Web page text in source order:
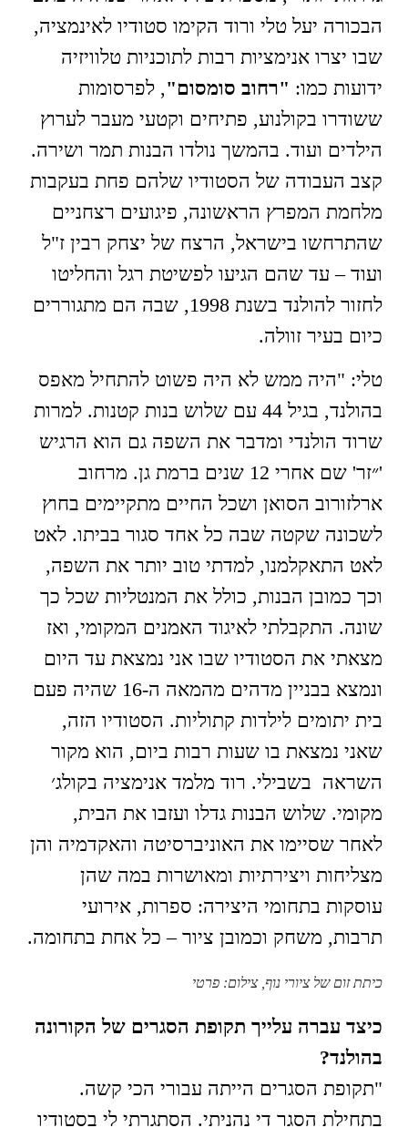
הבכורה יעל טלי ורוד הקימו סטודיו לאינמציה,
שבו יצרו אנימציות רבות לתוכניות טלוויזיה
ידועות כמו: "רחוב סומסום", לפרסומות
ששודרו בקולנוע, פתיחים וקטעי מעבר לערוץ
הילדים ועוד. בהמשך נולדו הבנות תמר ושירה.
קצב העבודה של הסטודיו שלהם פחת בעקבות
מלחמת המפרץ הראשונה, פיגועים רצחניים
שהתרחשו בישראל, הרצח של יצחק רבין ז"ל
ועוד – עד שהם הגיעו לפשיטת רגל והחליטו
לחזור להולנד בשנת 1998, שבה הם מתגוררים
כיום בעיר זוולה.
טלי: "היה ממש לא היה פשוט להתחיל מאפס
בהולנד, בגיל 44 עם שלוש בנות קטנות. למרות
שרוד הולנדי ומדבר את השפה גם הוא הרגיש
'״זר' שם אחרי 12 שנים ברמת גן. מרחוב
ארלזורוב הסואן ושכל החיים מתקיימים בחוץ
לשכונה שקטה שבה כל אחד סגור בביתו. לאט
לאט התאקלמנו, למדתי טוב יותר את השפה,
וכך כמובן הבנות, כולל את המנטליות שכל כך
שונה. התקבלתי לאיגוד האמנים המקומי, ואז
מצאתי את הסטודיו שבו אני נמצאת עד היום
ונמצא בבניין מדהים מהמאה ה-16 שהיה פעם
בית יתומים לילדות קתוליות. הסטודיו הזה,
שאני נמצאת בו שעות רבות ביום, הוא מקור
השראה בשבילי. רוד מלמד אנימציה בקולג׳
מקומי. שלוש הבנות גדלו ועזבו את הבית,
לאחר שסיימו את האוניברסיטה והאקדמיה והן
מצליחות ויצירתיות ומאושרות במה שהן
עוסקות בתחומי היצירה: ספרות, אירועי
תרבות, משחק וכמובן ציור – כל אחת בתחומה.
כיתת זום של ציורי נוף, צילום: פרטי
כיצד עברה עלייך תקופת הסגרים של הקורונה
בהולנד?
"תקופת הסגרים הייתה עבורי הכי קשה.
בתחילת הסגר די נהניתי. הסתגרתי לי בסטודיו